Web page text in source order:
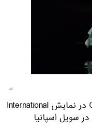
مدل در لباسی از Carmen Raimundo در نمایش International